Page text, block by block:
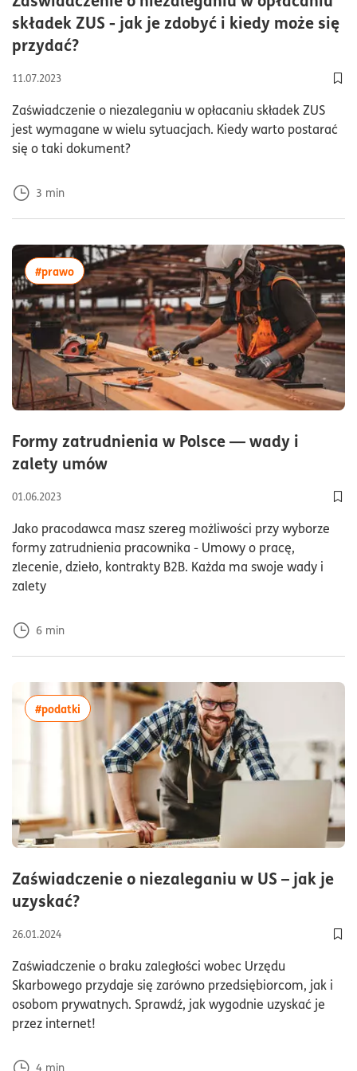
składek ZUS - jak je zdobyć i kiedy może się
przydać?czas czytania3minuty
11.07.2023
Zaświadczenie o niezaleganiu w opłacaniu składek ZUS
jest wymagane w wielu sytuacjach. Kiedy warto postarać
się o taki dokument?
3 min
Formy zatrudnienia w Polsce — wady i
zalety umówczas czytania6minuty
01.06.2023
Jako pracodawca masz szereg możliwości przy wyborze
formy zatrudnienia pracownika - Umowy o pracę,
zlecenie, dzieło, kontrakty B2B. Każda ma swoje wady i
zalety
6 min
#prawowięcej artykułów z tagiem:#prawo
Zaświadczenie o niezaleganiu w US – jak je
uzyskać?czas czytania4minuty
26.01.2024
Zaświadczenie o braku zaległości wobec Urzędu
Skarbowego przydaje się zarówno przedsiębiorcom, jak i
osobom prywatnych. Sprawdź, jak wygodnie uzyskać je
przez internet!
4 min
#podatki więcej artykułów z tagiem:#podatki